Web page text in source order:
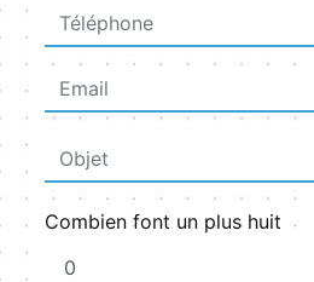
Combien font un plus huit